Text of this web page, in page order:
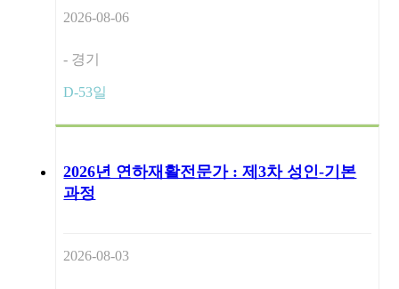
2026-08-06
- 경기
D-53일
2026년 연하재활전문가 : 제3차 성인-기본
과정
2026-08-03